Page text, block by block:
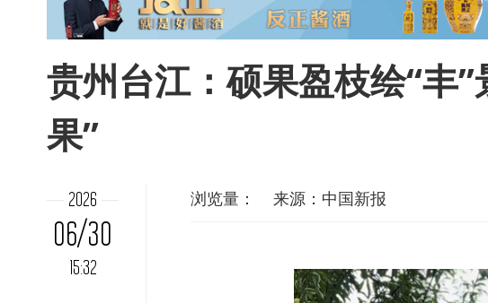
贵州台江：硕果盈枝绘“丰
果”
2026
06/30
15:32
浏览量： 来源：中国新报